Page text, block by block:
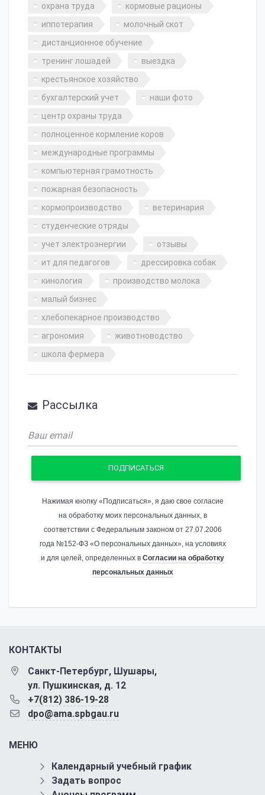
охрана труда
кормовые рационы
иппотерапия
молочный скот
дистанционное обучение
тренинг лошадей
выездка
крестьянское хозяйство
бухгалтерский учет
наши фото
центр охраны труда
полноценное кормление коров
международные программы
компьютерная грамотность
пожарная безопасность
кормопроизводство
ветеринария
студенческие отряды
учет электроэнергии
отзывы
ит для педагогов
дрессировка собак
кинология
производство молока
малый бизнес
хлебопекарное производство
агрономия
животноводство
школа фермера
Рассылка
ПОДПИСАТЬСЯ
Нажимая кнопку «Подписаться», я даю свое согласие
на обработку моих персональных данных, в
соответствии с Федеральным законом от 27.07.2006
года №152-ФЗ «О персональных данных», на условиях
и для целей, определенных в Согласии на обработку
персональных данных
КОНТАКТЫ
Санкт-Петербург, Шушары,
ул. Пушкинская, д. 12
+7(812) 386-19-28
dpo@ama.spbgau.ru
МЕНЮ
Календарный учебный график
Задать вопрос